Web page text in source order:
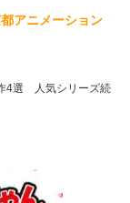
アニメーション
4選 人気シリーズ続